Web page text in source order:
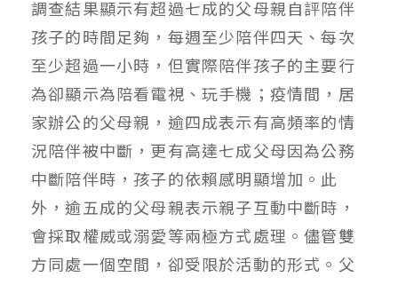
調查結果顯示有超過七成的父母親自評陪伴
孩子的時間足夠，每週至少陪伴四天、每次
至少超過一小時，但實際陪伴孩子的主要行
為卻顯示為陪看電視、玩手機；疫情間，居
家辦公的父母親，逾四成表示有高頻率的情
況陪伴被中斷，更有高達七成父母因為公務
中斷陪伴時，孩子的依賴感明顯增加。此
外，逾五成的父母親表示親子互動中斷時，
會採取權威或溺愛等兩極方式處理。儘管雙
方同處一個空間，卻受限於活動的形式。父